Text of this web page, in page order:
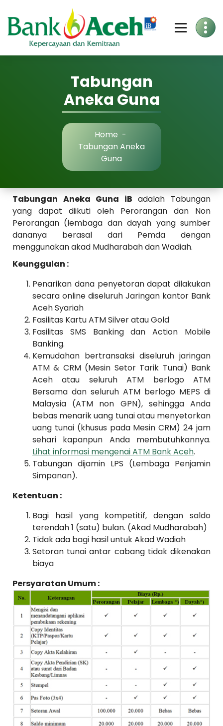
to
Content
Tabungan
Aneka Guna
Home -
Tabungan Aneka
Guna
Tabungan Aneka Guna iB adalah Tabungan
yang dapat diikuti oleh Perorangan dan Non
Perorangan (lembaga dan dayah yang sumber
dananya berasal dari Pemda dengan
menggunakan akad Mudharabah dan Wadiah.
Keunggulan :
Penarikan dana penyetoran dapat dilakukan
secara online diseluruh Jaringan kantor Bank
Aceh Syariah
Fasilitas Kartu ATM Silver atau Gold
Fasilitas SMS Banking dan Action Mobile
Banking.
Kemudahan bertransaksi diseluruh jaringan
ATM & CRM (Mesin Setor Tarik Tunai) Bank
Aceh atau seluruh ATM berlogo ATM
Bersama dan seluruh ATM berlogo MEPS di
Malaysia (ATM non GPN), sehingga Anda
bebas menarik uang tunai atau menyetorkan
uang tunai (khusus pada Mesin CRM) 24 jam
sehari kapanpun Anda membutuhkannya.
Lihat informasi mengenai ATM Bank Aceh.
Tabungan dijamin LPS (Lembaga Penjamin
Simpanan).
Ketentuan :
Bagi hasil yang kompetitif, dengan saldo
terendah 1 (satu) bulan. (Akad Mudharabah)
Tidak ada bagi hasil untuk Akad Wadiah
Setoran tunai antar cabang tidak dikenakan
biaya
Persyaratan Umum :